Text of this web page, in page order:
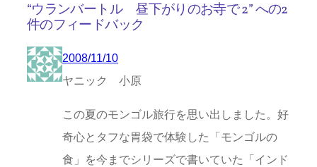
“ウランバートル 昼下がりのお寺で 2” への2
件のフィードバック
2008/11/10
ヤニック 小原
この夏のモンゴル旅行を思い出しました。好
奇心とタフな胃袋で体験した「モンゴルの
食」を今までシリーズで書いていた「インド